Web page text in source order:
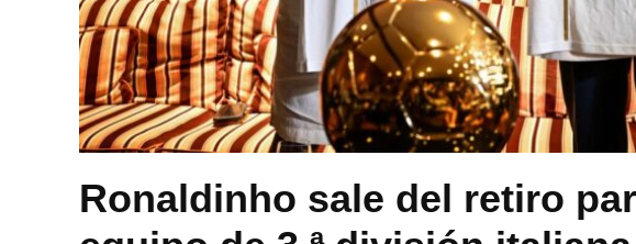
Ronaldinho sale del retiro